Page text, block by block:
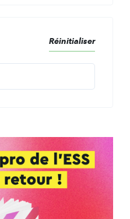
Réinitialiser